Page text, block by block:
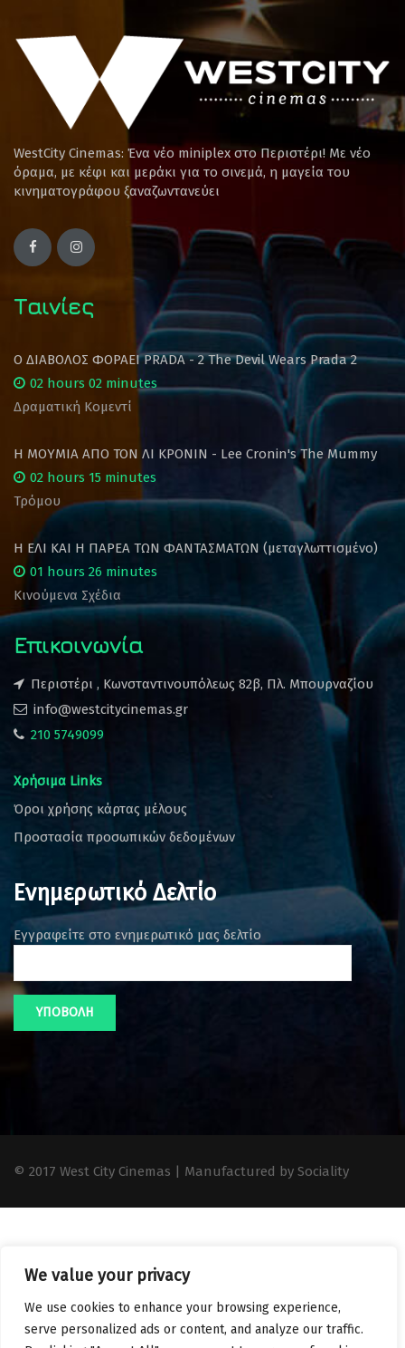
We value your privacy
We use cookies to enhance your browsing experience,
serve personalized ads or content, and analyze our traffic.
WestCity Cinemas: Ένα νέο miniplex στο Περιστέρι! Mε νέο
όραμα, με κέφι και μεράκι για το σινεμά, η μαγεία του
κινηματογράφου ξαναζωντανεύει
Ταινίες
Ο ΔΙΑΒΟΛΟΣ ΦΟΡΑΕΙ PRADA - 2 The Devil Wears Prada 2
02 hours 02 minutes
Δραματική Κομεντί
Η ΜΟΥΜΙΑ ΑΠΟ ΤΟΝ ΛΙ ΚΡΟΝΙΝ - Lee Cronin's The Mummy
02 hours 15 minutes
Τρόμου
Η ΕΛΙ ΚΑΙ Η ΠΑΡΕΑ ΤΩΝ ΦΑΝΤΑΣΜΑΤΩΝ (μεταγλωττισμένο)
01 hours 26 minutes
Κινούμενα Σχέδια
Επικοινωνία
Περιστέρι , Κωνσταντινουπόλεως 82β, Πλ. Μπουρναζίου
info@westcitycinemas.gr
210 5749099
Χρήσιμα Links
Όροι χρήσης κάρτας μέλους
Προστασία προσωπικών δεδομένων
Ενημερωτικό Δελτίο
Εγγραφείτε στο ενημερωτικό μας δελτίο
© 2017 West City Cinemas | Manufactured by Sociality